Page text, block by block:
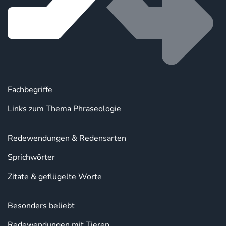
Fachbegriffe
Links zum Thema Phraseologie
Redewendungen & Redensarten
Sprichwörter
Zitate & geflügelte Worte
Besonders beliebt